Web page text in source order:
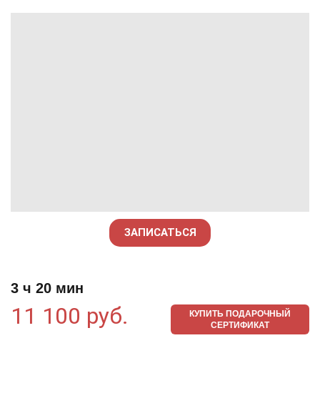
ЗАПИСАТЬСЯ
3 ч 20 мин
11 100 руб.
КУПИТЬ ПОДАРОЧНЫЙ
СЕРТИФИКАТ